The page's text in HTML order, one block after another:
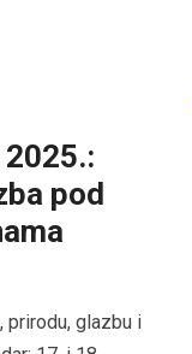
pod
prirodu, glazbu i